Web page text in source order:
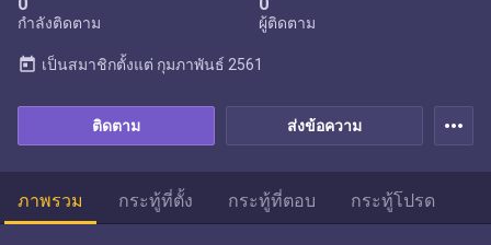
กำลังติดตาม ผู้ติดตาม
ส่งข้อความ
ติดตาม
today เป็นสมาชิกตั้งแต่ กุมภาพันธ์ 2561
more_horiz
ภาพรวม กระทู้ที่ตั้ง กระทู้ที่ตอบ กระทู้โปรด